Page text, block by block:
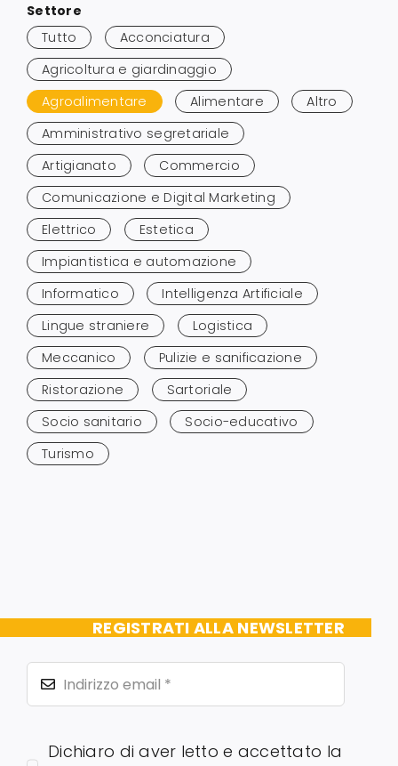
ai
risultati
Settore
Tutto
Acconciatura
Agricoltura e giardinaggio
Agroalimentare
Alimentare
Altro
Amministrativo segretariale
Artigianato
Commercio
Comunicazione e Digital Marketing
Elettrico
Estetica
Impiantistica e automazione
Informatico
Intelligenza Artificiale
Lingue straniere
Logistica
Meccanico
Pulizie e sanificazione
Ristorazione
Sartoriale
Socio sanitario
Socio-educativo
Turismo
REGISTRATI ALLA NEWSLETTER
Dichiaro di aver letto e accettato la